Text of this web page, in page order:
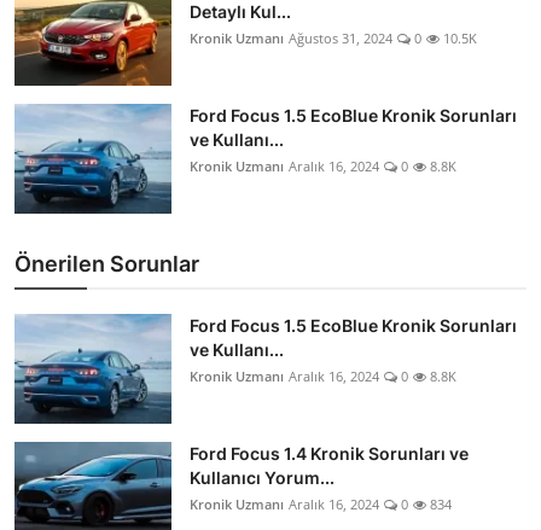
Detaylı Kul...
Kronik Uzmanı Ağustos 31, 2024 0 10.5K
Ford Focus 1.5 EcoBlue Kronik Sorunları
ve Kullanı...
Kronik Uzmanı Aralık 16, 2024 0 8.8K
Önerilen Sorunlar
Ford Focus 1.5 EcoBlue Kronik Sorunları
ve Kullanı...
Kronik Uzmanı Aralık 16, 2024 0 8.8K
Ford Focus 1.4 Kronik Sorunları ve
Kullanıcı Yorum...
Kronik Uzmanı Aralık 16, 2024 0 834